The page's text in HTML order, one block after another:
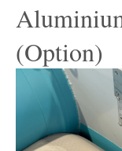
(Option)